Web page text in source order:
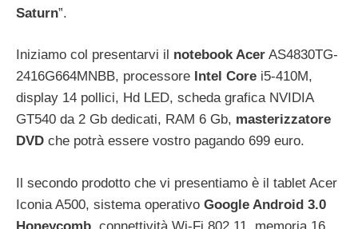
Saturn”.
Iniziamo col presentarvi il notebook Acer AS4830TG-
2416G664MNBB, processore Intel Core i5-410M,
display 14 pollici, Hd LED, scheda grafica NVIDIA
GT540 da 2 Gb dedicati, RAM 6 Gb, masterizzatore
DVD che potrà essere vostro pagando 699 euro.
Il secondo prodotto che vi presentiamo è il tablet Acer
Iconia A500, sistema operativo Google Android 3.0